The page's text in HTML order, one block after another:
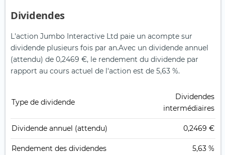
Dividendes
L'action Jumbo Interactive Ltd paie un acompte sur
dividende plusieurs fois par an.Avec un dividende annuel
(attendu) de 0,2469 €, le rendement du dividende par
rapport au cours actuel de l'action est de 5,63 %.
Type de dividende
Dividendes
intermédiaires
Dividende annuel (attendu) 0,2469 €
Rendement des dividendes 5,63 %